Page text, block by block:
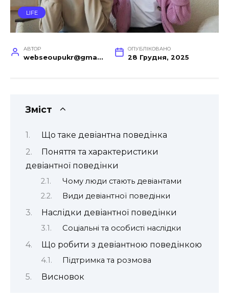
LIFE
АВТОР
webseoupukr@gmail.com
ОПУБЛІКОВАНО
28 Грудня, 2025
Зміст
Що таке девіантна поведінка
Поняття та характеристики
девіантної поведінки
Чому люди стають девіантами
Види девіантної поведінки
Наслідки девіантної поведінки
Соціальні та особисті наслідки
Що робити з девіантною поведінкою
Підтримка та розмова
Висновок